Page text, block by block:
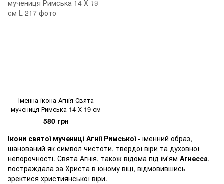
Іменна ікона Агнія Свята
мучениця Римська 14 Х 19 см
580 грн
Ікони святої мучениці Агнії Римської- іменний образ,
шанований як символ чистоти, твердої віри та духовної
непорочності. Свята Агнія, також відома під ім'ям Агнесса,
постраждала за Христа в юному віці, відмовившись
зректися християнської віри.